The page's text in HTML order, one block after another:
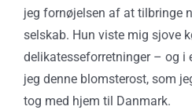
jeg fornøjelsen af at tilbringe
selskab. Hun viste mig sjove
delikatesseforretninger – og i
jeg denne blomsterost, som
tog med hjem til Danmark.